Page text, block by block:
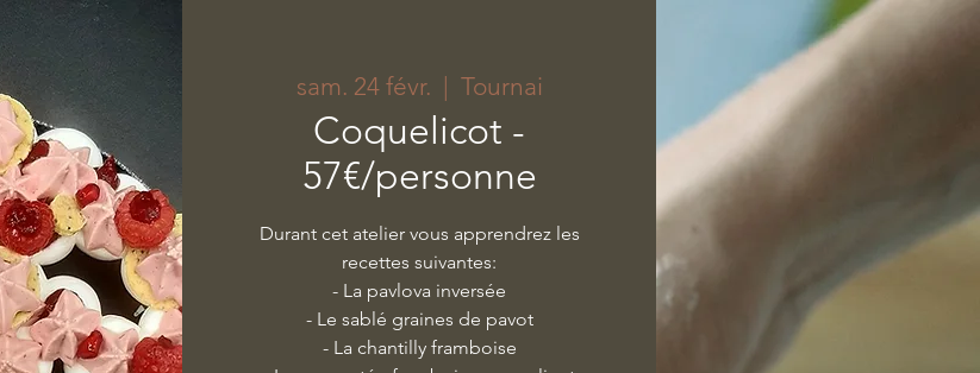
sam. 24 févr.
  |
Tournai
Coquelicot -
57€/personne
Durant cet atelier vous apprendrez les
recettes suivantes:
- La pavlova inversée
- Le sablé graines de pavot
- La chantilly framboise